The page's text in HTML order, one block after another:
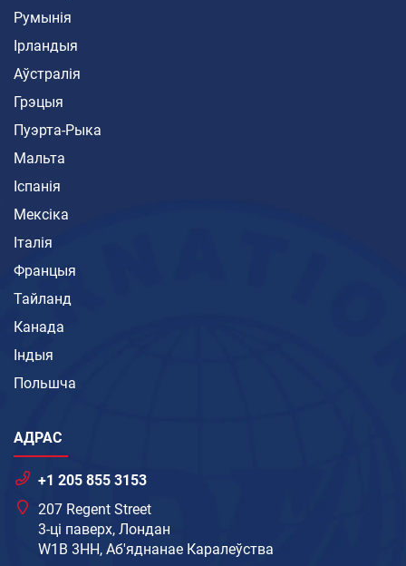
Румынія
Ірландыя
Аўстралія
Грэцыя
Пуэрта-Рыка
Мальта
Іспанія
Мексіка
Італія
Францыя
Тайланд
Канада
Індыя
Польшча
АДРАС
+1 205 855 3153
207 Regent Street
3-ці паверх, Лондан
W1B 3HH, Аб'яднанае Каралеўства